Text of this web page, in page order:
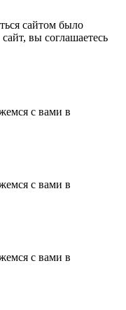
сайтом было
вы соглашаетесь
с вами в
с вами в
с вами в